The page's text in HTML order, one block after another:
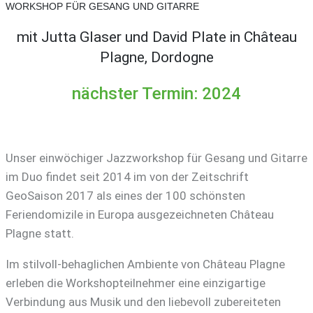
WORKSHOP FÜR GESANG UND GITARRE
mit Jutta Glaser und David Plate in Château
Plagne, Dordogne
nächster Termin: 2024
Unser einwöchiger Jazzworkshop für Gesang und Gitarre
im Duo findet seit 2014 im von der Zeitschrift
GeoSaison 2017 als eines der 100 schönsten
Feriendomizile in Europa ausgezeichneten Château
Plagne statt.
Im stilvoll-behaglichen Ambiente von Château Plagne
erleben die Workshopteilnehmer eine einzigartige
Verbindung aus Musik und den liebevoll zubereiteten